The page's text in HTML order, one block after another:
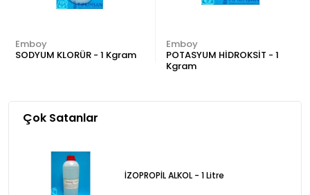
Emboy
SODYUM KLORÜR - 1 Kgram
Emboy
POTASYUM HİDROKSİT - 1
Kgram
Çok Satanlar
İZOPROPİL ALKOL - 1 Litre